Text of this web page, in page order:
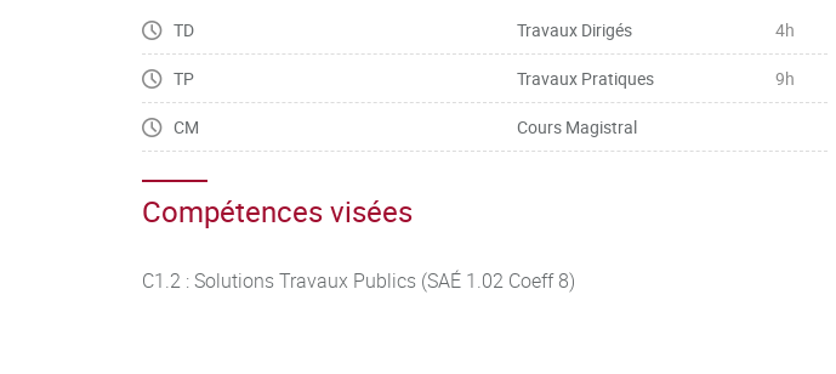
TD Travaux Dirigés 4h
TP Travaux Pratiques 9h
CM Cours Magistral
Compétences visées
C1.2 : Solutions Travaux Publics (SAÉ 1.02 Coeff 8)